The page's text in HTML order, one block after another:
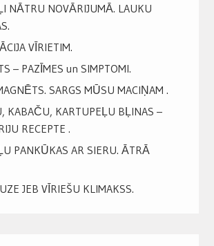
NĀTRU NOVĀRIJUMĀ. LAUKU
VĪRIETIM.
– PAZĪMES un SIMPTOMI.
SARGS MŪSU MACIŅAM .
KABAČU, KARTUPEĻU BĻINAS –
RECEPTE .
PANKŪKAS AR SIERU. ĀTRĀ
JEB VĪRIEŠU KLIMAKSS.